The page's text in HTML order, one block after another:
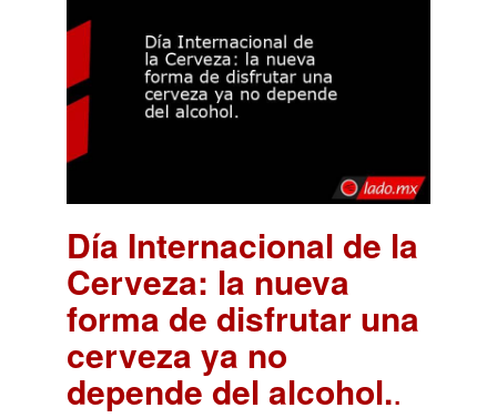
Día Internacional de la
Cerveza: la nueva
forma de disfrutar una
cerveza ya no
depende del alcohol..